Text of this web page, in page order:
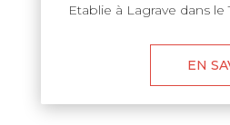
Etablie à Lagrave dans le
EN